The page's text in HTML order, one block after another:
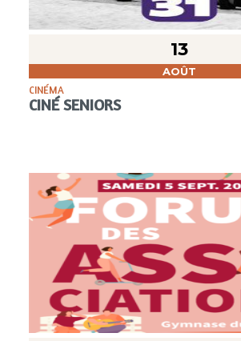
13
AOÛT
CINÉMA
CINÉ SENIORS